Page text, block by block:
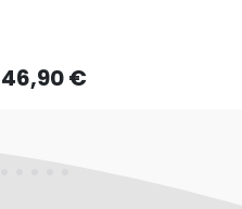
46,90 €AJOUTER AU PANIER